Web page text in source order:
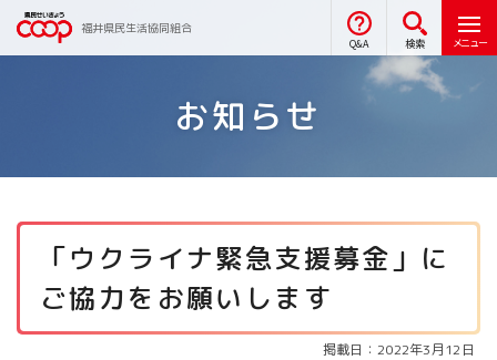
福井県民生活協同組合
Q&A 検索 メニュー
お知らせ
「ウクライナ緊急支援募金」に
ご協力をお願いします
掲載日：2022年3月12日